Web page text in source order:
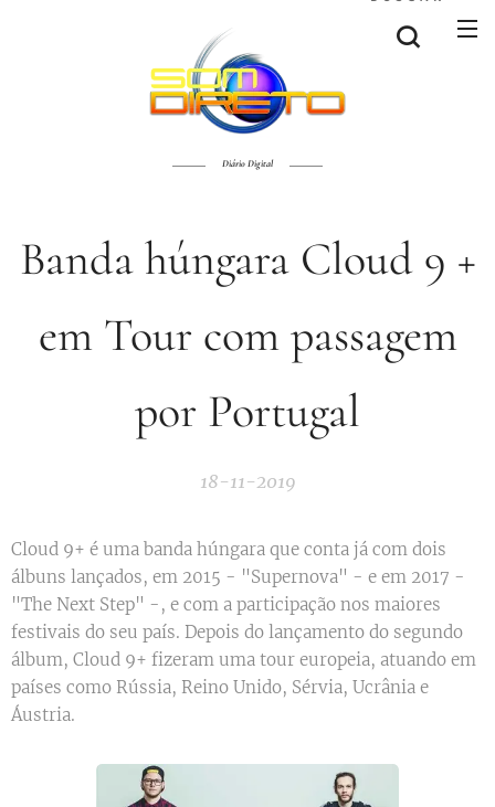
Diário Digital
Banda húngara Cloud 9 +
em Tour com passagem
por Portugal
18-11-2019
Cloud 9+ é uma banda húngara que conta já com dois
álbuns lançados, em 2015 - "Supernova" - e em 2017 -
"The Next Step" -, e com a participação nos maiores
festivais do seu país. Depois do lançamento do segundo
álbum, Cloud 9+ fizeram uma tour europeia, atuando em
países como Rússia, Reino Unido, Sérvia, Ucrânia e
Áustria.